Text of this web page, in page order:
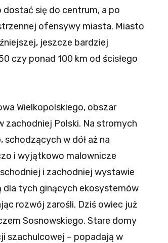
się do centrum, a po
ofensywy miasta. Miasto
jeszcze bardziej
czy ponad 100 km od ścisłego
Wielkopolskiego, obszar
zachodniej Polski. Na stromych
w dół aż na
i wyjątkowo malownicze
i zachodniej wystawie
dla tych ginących ekosystemów
rozwój zarośli. Dziś owiec już
Sosnowskiego. Stare domy
szachulcowej – popadają w